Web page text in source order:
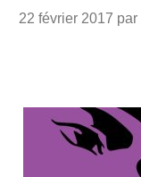
22 février 2017 par